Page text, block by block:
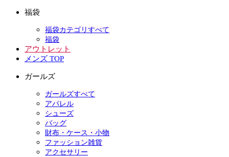
福袋
福袋カテゴリすべて
福袋
アウトレット
メンズ TOP
ガールズ
ガールズすべて
アパレル
シューズ
バッグ
財布・ケース・小物
ファッション雑貨
アクセサリー